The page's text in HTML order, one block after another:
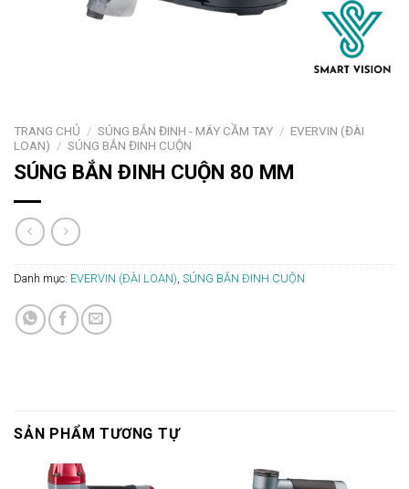
TRANG CHỦ / SÚNG BẮN ĐINH - MÁY CẦM TAY / EVERVIN (ĐÀI
LOAN) / SÚNG BẮN ĐINH CUỘN
SÚNG BẮN ĐINH CUỘN 80 MM
Danh mục: EVERVIN (ĐÀI LOAN) SÚNG BẮN ĐINH CUỘN
SẢN PHẨM TƯƠNG TỰ